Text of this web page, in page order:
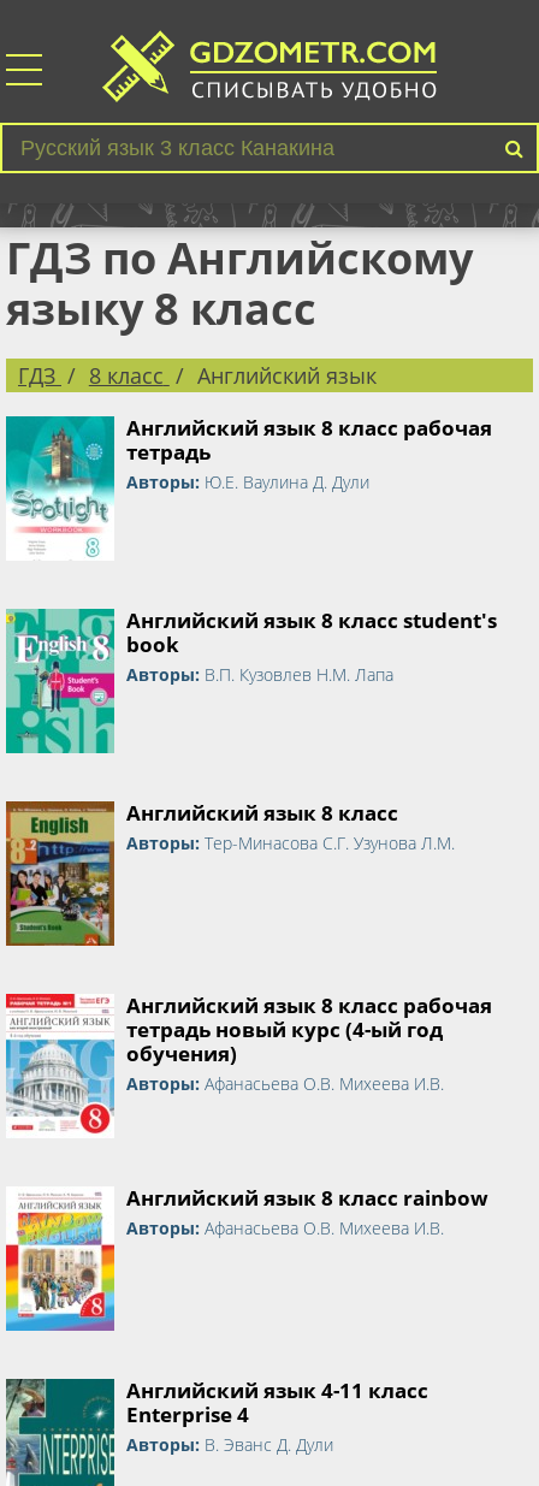
ГДЗ по Английскому
языку 8 класс
ГДЗ 8 класс Английский язык
Английский язык 8 класс рабочая
тетрадь
Авторы: Ю.Е. Ваулина Д. Дули
Английский язык 8 класс student's
book
Авторы: В.П. Кузовлев Н.М. Лапа
Английский язык 8 класс
Авторы: Тер-Минасова С.Г. Узунова Л.М.
Английский язык 8 класс рабочая
тетрадь новый курс (4-ый год
обучения)
Авторы: Афанасьева О.В. Михеева И.В.
Английский язык 8 класс rainbow
Авторы: Афанасьева О.В. Михеева И.В.
Английский язык 4-11 класс
Enterprise 4
Авторы: В. Эванс Д. Дули